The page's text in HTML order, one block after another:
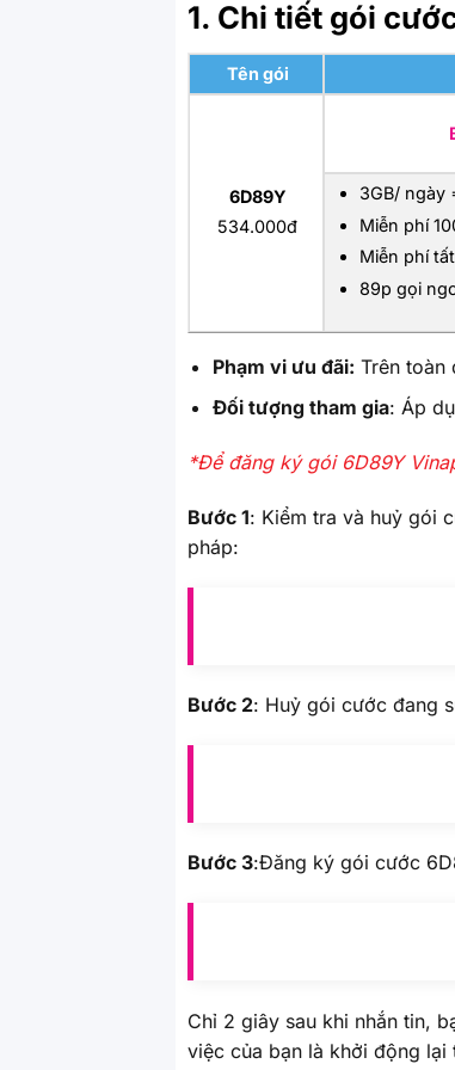
1. Chi tiết gói
Tên gói
6D89Y
534.000đ
3GB/ ngày
Miễn phí
Miễn phí
89p gọi
Phạm vi ưu đãi: Trên toàn
Đối tượng tham gia: Áp
*Để đăng ký gói 6D89Y
Bước 1: Kiểm tra và huỷ gói
pháp:
Bước 2: Huỷ gói cước đang
Bước 3:Đăng ký gói cước
Chỉ 2 giây sau khi nhắn tin,
việc của bạn là khởi động